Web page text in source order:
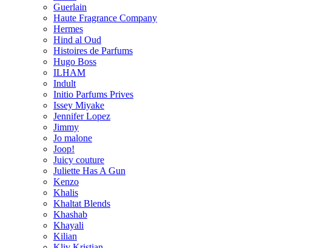
Guerlain
Haute Fragrance Company
Hermes
Hind al Oud
Histoires de Parfums
Hugo Boss
ILHAM
Indult
Initio Parfums Prives
Issey Miyake
Jennifer Lopez
Jimmy
Jo malone
Joop!
Juicy couture
Juliette Has A Gun
Kenzo
Khalis
Khaltat Blends
Khashab
Khayali
Kilian